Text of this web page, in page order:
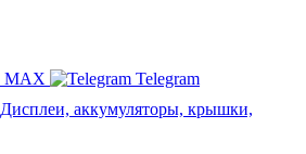
MAX
Telegram
Дисплеи, аккумуляторы, крышки,